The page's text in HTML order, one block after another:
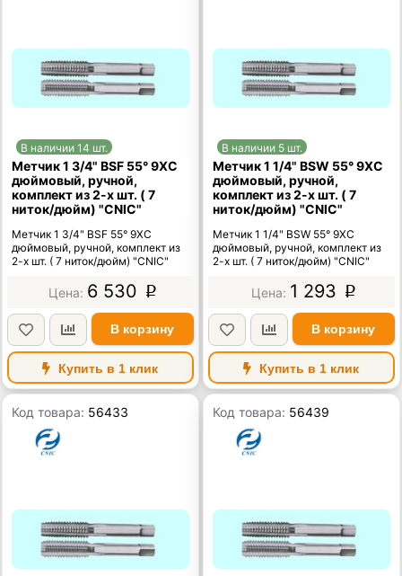
В наличии 14 шт.
Метчик 1 3/4" BSF 55° 9ХС
дюймовый, ручной,
комплект из 2-х шт. ( 7
ниток/дюйм) "CNIC"
Метчик 1 3/4" BSF 55° 9ХС
дюймовый, ручной, комплект из
2-х шт. ( 7 ниток/дюйм) "CNIC"
6 530 p
В корзину
Купить в 1 клик
В наличии 5 шт.
Метчик 1 1/4" BSW 55° 9ХС
дюймовый, ручной,
комплект из 2-х шт. ( 7
ниток/дюйм) "CNIC"
Метчик 1 1/4" BSW 55° 9ХС
дюймовый, ручной, комплект из
2-х шт. ( 7 ниток/дюйм) "CNIC"
1 293 p
В корзину
Купить в 1 клик
Код товара: 56433 Код товара: 56439